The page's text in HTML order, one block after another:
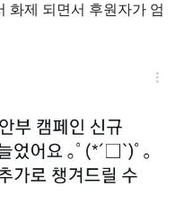
화제 되면서 후원자가 엄